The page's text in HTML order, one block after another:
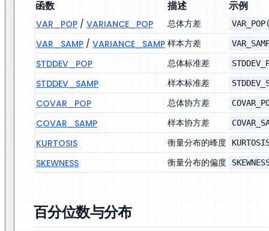
函数 描述 示例
VAR_POP / VARIANCE_POP 总体方差
VAR_SAMP / VARIANCE_SAMP 样本方差
STDDEV_POP 总体标准差
STDDEV_SAMP 样本标准差
COVAR_POP 总体协方差
COVAR_SAMP 样本协方差
KURTOSIS 衡量分布的峰度
SKEWNESS 衡量分布的偏度
百分位数与分布